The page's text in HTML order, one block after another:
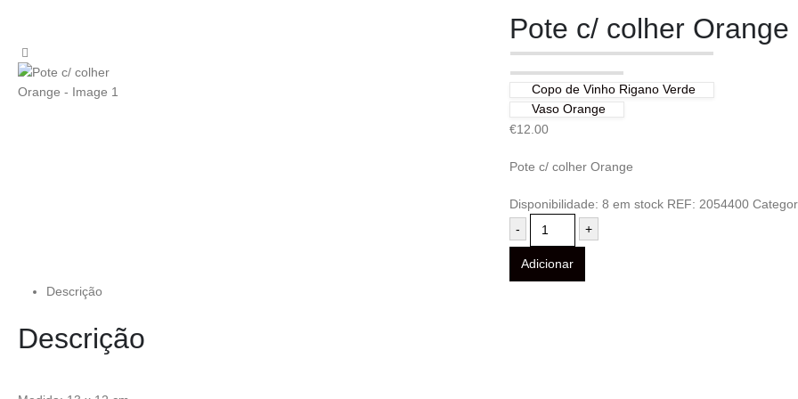
Pote c/ colher Orange
Copo de Vinho Rigano Verde
Vaso Orange
€12.00
Pote c/ colher Orange
Disponibilidade: 8 em stock REF: 2054400
-
+
Adicionar
Descrição
Descrição